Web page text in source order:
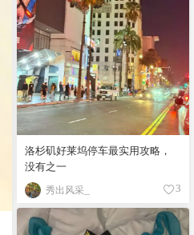
洛杉矶好莱坞停车最实用攻略，
没有之一
秀出风采_ 3